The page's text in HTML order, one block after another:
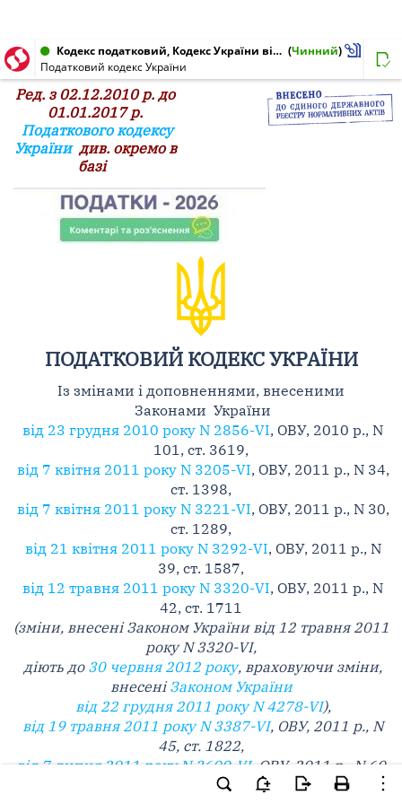
Кодекс податковий, Кодекс України від 02.12.2010 № 2755-VI (Чинний)
Податковий кодекс України